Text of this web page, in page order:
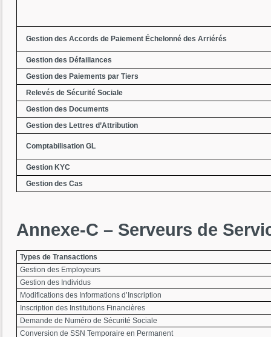
Gestion des Accords de Paiement Échelonné des Arriérés
Gestion des Défaillances
Gestion des Paiements par Tiers
Relevés de Sécurité Sociale
Gestion des Documents
Gestion des Lettres d’Attribution
Comptabilisation GL
Gestion KYC
Gestion des Cas
Annexe-C – Serveurs de
Types de Transactions
Gestion des Employeurs
Gestion des Individus
Modifications des Informations d’Inscription
Inscription des Institutions Financières
Demande de Numéro de Sécurité Sociale
Conversion de SSN Temporaire en Permanent